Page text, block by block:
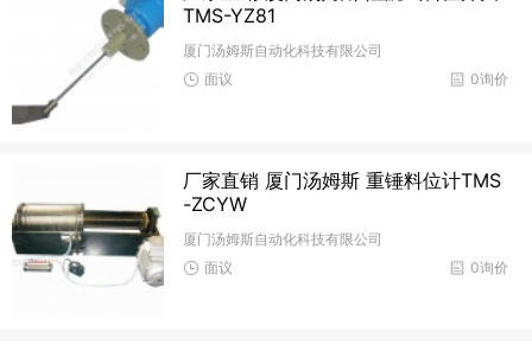
TMS-YZ81
厦门汤姆斯自动化科技有限公司
0询价
面议
厂家直销 厦门汤姆斯 重锤料位计TMS
-ZCYW
厦门汤姆斯自动化科技有限公司
0询价
面议